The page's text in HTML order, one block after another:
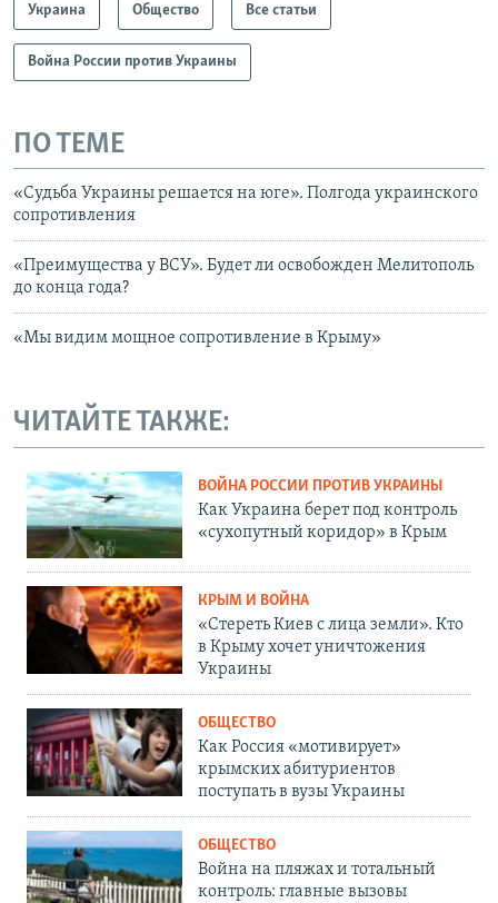
Украина Общество Все статьи
Война России против Украины
ПО ТЕМЕ
«Судьба Украины решается на юге». Полгода украинского
сопротивления
«Преимущества у ВСУ». Будет ли освобожден Мелитополь
до конца года?
«Мы видим мощное сопротивление в Крыму»
ЧИТАЙТЕ ТАКЖЕ:
ВОЙНА РОССИИ ПРОТИВ УКРАИНЫ
Как Украина берет под контроль
«сухопутный коридор» в Крым
КРЫМ И ВОЙНА
«Стереть Киев с лица земли». Кто
в Крыму хочет уничтожения
Украины
ОБЩЕСТВО
Как Россия «мотивирует»
крымских абитуриентов
поступать в вузы Украины
ОБЩЕСТВО
Война на пляжах и тотальный
контроль: главные вызовы